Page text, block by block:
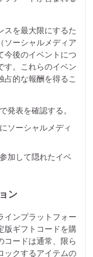
スを最大限にするた
ソーシャルメディア
今後のイベントにつ
す。これらのイベン
占的な報酬を得るこ
発表を確認する。
ソーシャルメディ
加して隠れたイベ
ン
インプラットフォー
版ギフトコードを購
コードは通常、限ら
ックするアイテムの